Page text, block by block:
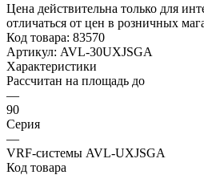
Цена действительна только для
отличаться от цен в розничных
Код товара: 83570
Артикул: AVL-30UXJSGA
Характеристики
Рассчитан на площадь до
—
90
Серия
—
VRF-системы AVL-UXJSGA
Код товара